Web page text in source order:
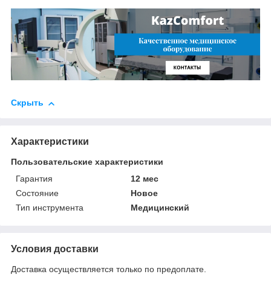
Скрыть
Характеристики
Пользовательские характеристики
Гарантия
12 мес
Состояние
Новое
Тип инструмента
Медицинский
Условия доставки
Доставка осуществляется только по предоплате.